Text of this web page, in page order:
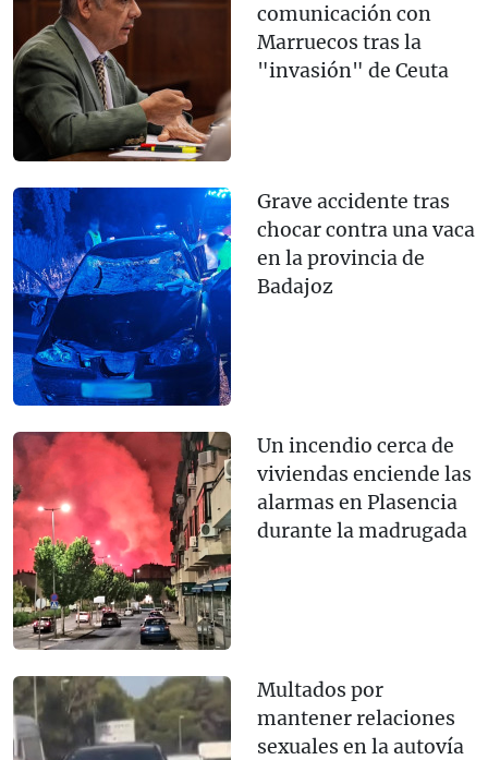
comunicación con
Marruecos tras la
"invasión" de Ceuta
Grave accidente tras
chocar contra una vaca
en la provincia de
Badajoz
Un incendio cerca de
viviendas enciende las
alarmas en Plasencia
durante la madrugada
Multados por
mantener relaciones
sexuales en la autovía